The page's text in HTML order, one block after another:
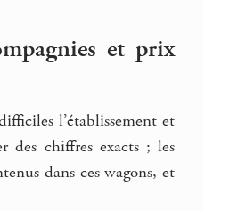
et prix
l’établissement et
des chiffres exacts ; les
dans ces wagons, et